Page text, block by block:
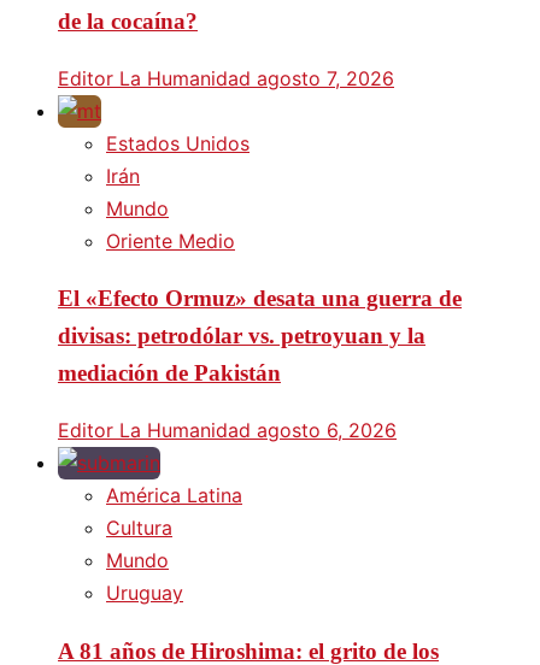
de la cocaína?
Editor La Humanidad agosto 7, 2026
Estados Unidos
Irán
Mundo
Oriente Medio
El «Efecto Ormuz» desata una guerra de
divisas: petrodólar vs. petroyuan y la
mediación de Pakistán
Editor La Humanidad agosto 6, 2026
América Latina
Cultura
Mundo
Uruguay
A 81 años de Hiroshima: el grito de los